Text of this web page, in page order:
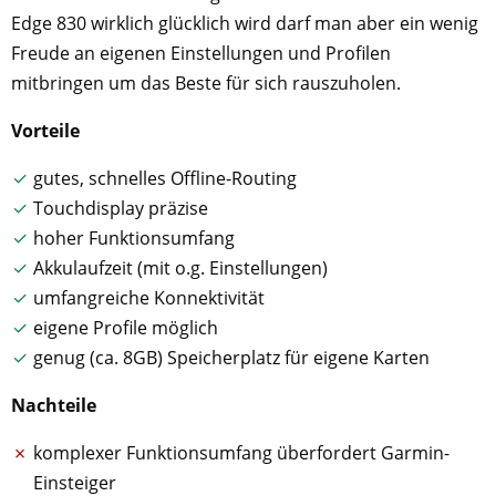
Edge 830 wirklich glücklich wird darf man aber ein wenig
Freude an eigenen Einstellungen und Profilen
mitbringen um das Beste für sich rauszuholen.
Vorteile
gutes, schnelles Offline-Routing
Touchdisplay präzise
hoher Funktionsumfang
Akkulaufzeit (mit o.g. Einstellungen)
umfangreiche Konnektivität
eigene Profile möglich
genug (ca. 8GB) Speicherplatz für eigene Karten
Nachteile
komplexer Funktionsumfang überfordert Garmin-
Einsteiger